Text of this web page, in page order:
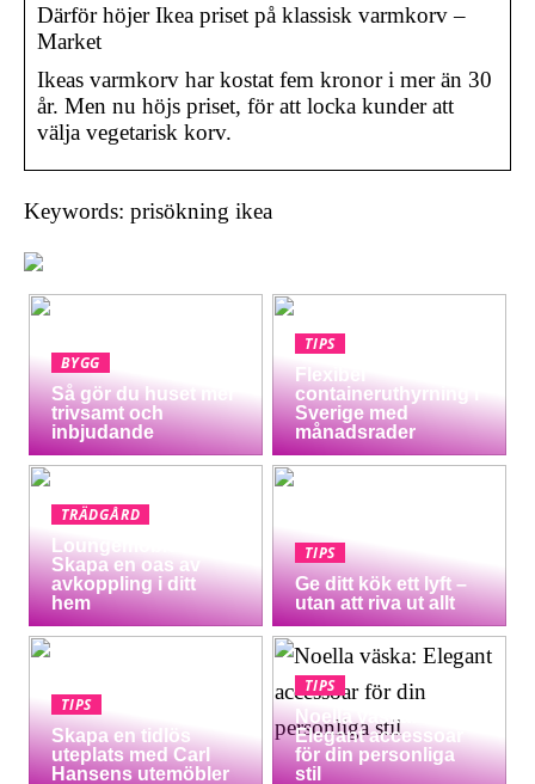
Därför höjer Ikea priset på klassisk varmkorv –
Market
Ikeas varmkorv har kostat fem kronor i mer än 30
år. Men nu höjs priset, för att locka kunder att
välja vegetarisk korv.
Keywords: prisökning ikea
BYGG
Så gör du huset mer
trivsamt och
inbjudande
TIPS
Flexibel
containeruthyrning i
Sverige med
månadsrader
TRÄDGÅRD
Loungemöbler:
Skapa en oas av
avkoppling i ditt
hem
TIPS
Ge ditt kök ett lyft –
utan att riva ut allt
TIPS
Skapa en tidlös
uteplats med Carl
Hansens utemöbler
TIPS
Noella väska:
Elegant accessoar
för din personliga
stil